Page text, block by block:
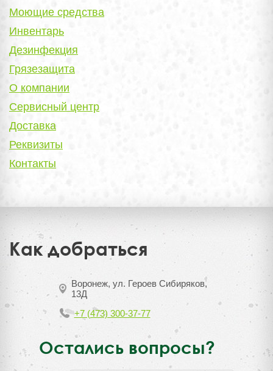
Моющие средства
Инвентарь
Дезинфекция
Грязезащита
О компании
Сервисный центр
Доставка
Реквизиты
Контакты
Как добраться
Воронеж, ул. Героев Сибиряков,
13Д
+7 (473) 300-37-77
Остались вопросы?